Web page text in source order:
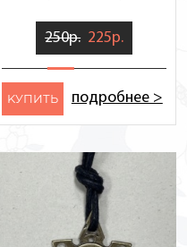
250р. 225р.
KУПИТЬ подробнее >